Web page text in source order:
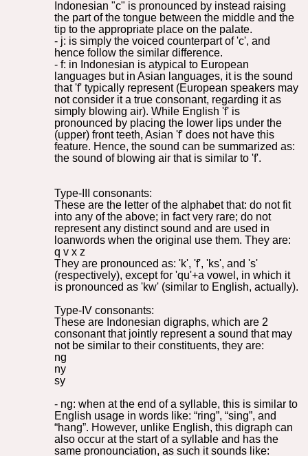
Indonesian "c" is pronounced by instead raising
the part of the tongue between the middle and the
tip to the appropriate place on the palate.
- j: is simply the voiced counterpart of 'c', and
hence follow the similar difference.
- f: in Indonesian is atypical to European
languages but in Asian languages, it is the sound
that 'f' typically represent (European speakers may
not consider it a true consonant, regarding it as
simply blowing air). While English 'f' is
pronounced by placing the lower lips under the
(upper) front teeth, Asian 'f' does not have this
feature. Hence, the sound can be summarized as:
the sound of blowing air that is similar to 'f'.
Type-III consonants:
These are the letter of the alphabet that: do not fit
into any of the above; in fact very rare; do not
represent any distinct sound and are used in
loanwords when the original use them. They are:
q v x z
They are pronounced as: 'k', 'f', 'ks', and 's'
(respectively), except for 'qu'+a vowel, in which it
is pronounced as 'kw' (similar to English, actually).
Type-IV consonants:
These are Indonesian digraphs, which are 2
consonant that jointly represent a sound that may
not be similar to their constituents, they are:
ng
ny
sy
- ng: when at the end of a syllable, this is similar to
English usage in words like: “ring”, “sing”, and
“hang”. However, unlike English, this digraph can
also occur at the start of a syllable and has the
same pronounciation, as such it sounds like: